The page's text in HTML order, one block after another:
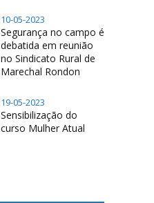
10-05-2023
Segurança no campo é
debatida em reunião
no Sindicato Rural de
Marechal Rondon
19-05-2023
Sensibilização do
curso Mulher Atual